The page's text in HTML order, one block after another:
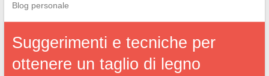
Blog personale
Suggerimenti e tecniche per
ottenere un taglio di legno